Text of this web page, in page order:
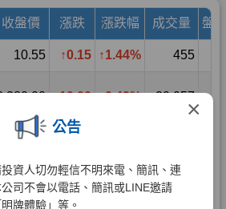
×
公告
資人切勿輕信不明來電、簡訊、連
司不會以電話、簡訊或LINE邀請
牌體驗」等。